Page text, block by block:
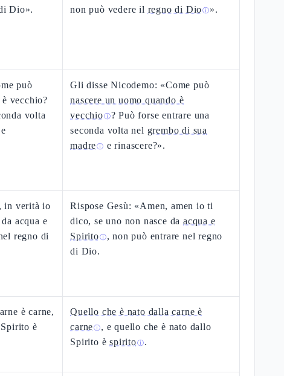
Dio».
non può vedere il regno di Dioⓘ».
può
vecchio?
volta
Gli disse Nicodemo: «Come può
nascere un uomo quando è
vecchioⓘ? Può forse entrare una
seconda volta nel grembo di sua
madreⓘ e rinascere?».
in verità io
acqua e
regno di
Rispose Gesù: «Amen, amen io ti
dico, se uno non nasce daacqua e
Spiritoⓘ, non può entrare nel regno
di Dio.
è carne,
è
Quello che è nato dalla carne è
carneⓘ, e quello che è nato dallo
Spirito èspiritoⓘ.